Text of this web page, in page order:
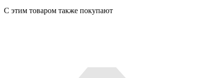
С этим товаром также покупают